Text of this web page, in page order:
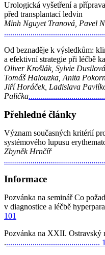
Urologická vyšetření a
před transplantací ledvin
Minh Nguyet Tranová, Pavel
Od beznaděje k výsledkům:
a efektivní strategie při léčbě
Oliver Krošlák, Sylvie
Tomáš Halouzka, Anita
Jiří Horáček, Ladislava
Palička
Přehledné články
Význam současných kritérií
systémového lupusu
Zbyněk Hrnčíř
Informace
Pozvánka na seminář Co
v diagnostice a léčbě
101
Pozvánka na XXII. Ostravský
...............................................